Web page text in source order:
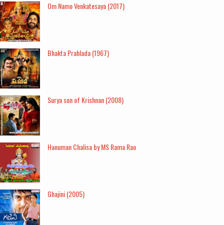
Om Namo Venkatesaya (2017)
Bhakta Prahlada (1967)
Surya son of Krishnan (2008)
Hanuman Chalisa by MS Rama Rao
Ghajini (2005)